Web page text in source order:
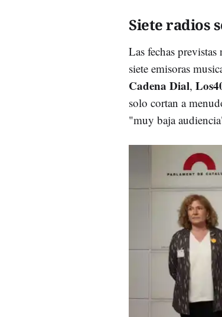
Siete radios
Las fechas
siete emisoras
Cadena Dial,
solo cortan a
"muy baja